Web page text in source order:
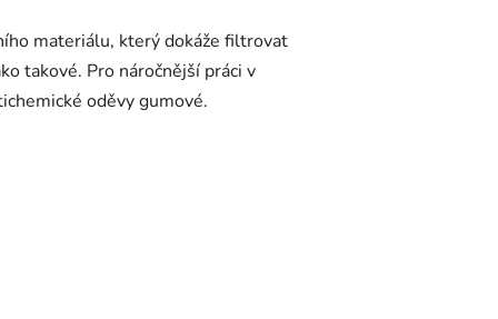
materiálu, který dokáže filtrovat
takové. Pro náročnější práci v
oděvy gumové.